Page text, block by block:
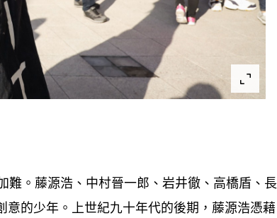
難。藤源浩、中村晉一郎、岩井徹、高橋盾、長
的少年。上世紀九十年代的後期 ， 藤源浩憑藉